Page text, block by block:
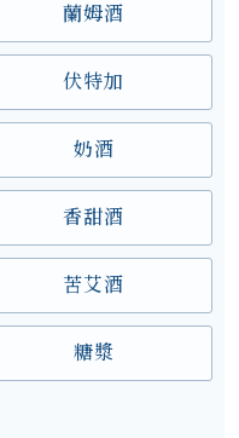
蘭姆酒
伏特加
奶酒
香甜酒
苦艾酒
糖漿